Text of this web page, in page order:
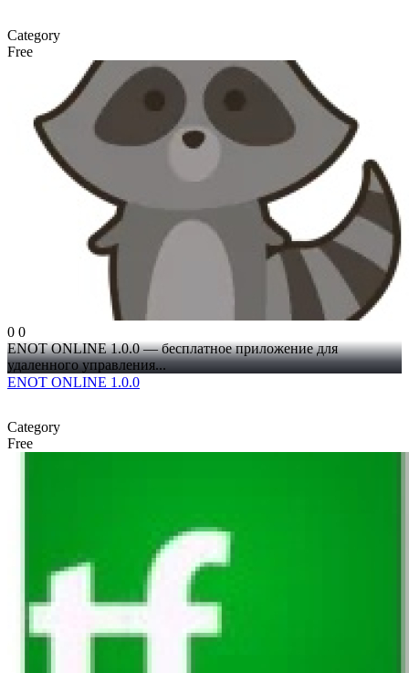
Category
Free
0 0
ENOT ONLINE 1.0.0 — бесплатное приложение для
удаленного управления...
ENOT ONLINE 1.0.0
Category
Free